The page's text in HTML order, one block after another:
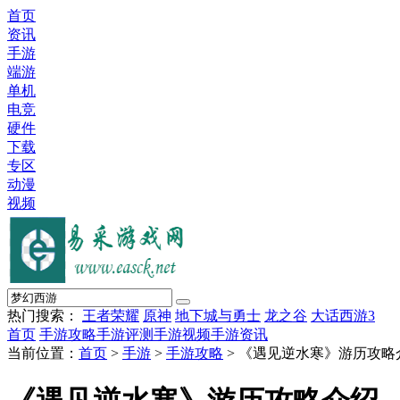
首页
资讯
手游
端游
单机
电竞
硬件
下载
专区
动漫
视频
热门搜索： 王者荣耀 原神 地下城与勇士 龙之谷 大话西游3
首页 手游攻略手游评测手游视频手游资讯
当前位置： 首页 > 手游 > 手游攻略 > 《遇见逆水寒》游历攻略